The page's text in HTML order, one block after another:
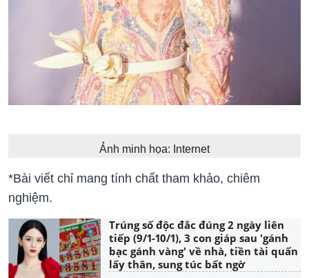
Ảnh minh họa: Internet
*Bài viết chỉ mang tính chất tham khảo, chiêm
nghiệm.
Trúng số độc đắc đúng 2 ngày liên
tiếp (9/1-10/1), 3 con giáp sau 'gánh
bạc gánh vàng' về nhà, tiền tài quấn
lấy thân, sung túc bất ngờ